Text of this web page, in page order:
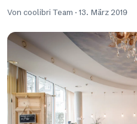
Von coolibri Team ·13. März 2019